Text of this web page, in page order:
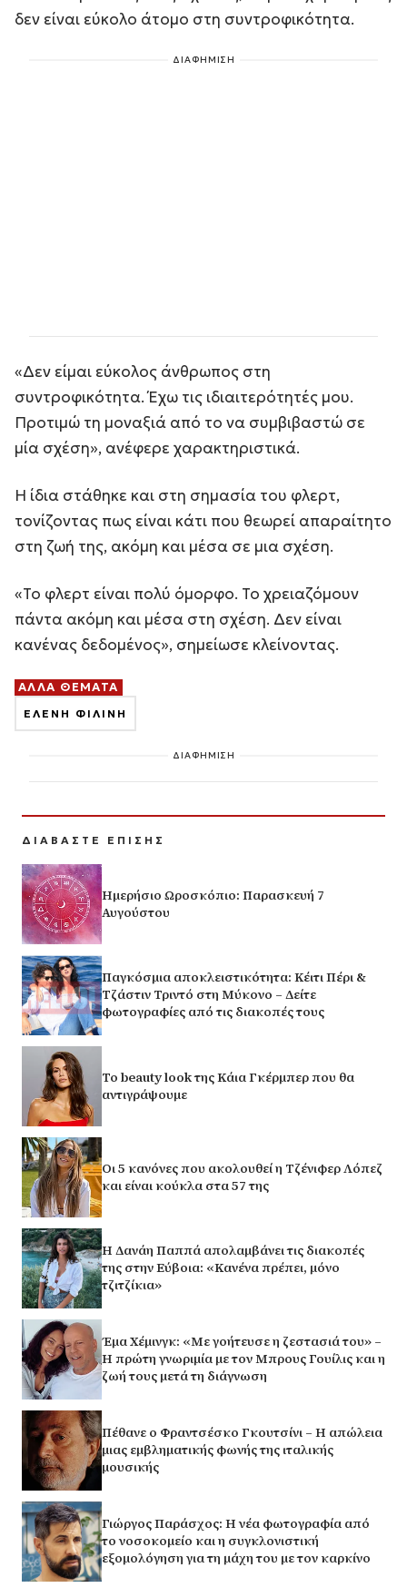
δεν είναι εύκολο άτομο στη συντροφικότητα.
ΔΙΑΦΗΜΙΣΗ
«Δεν είμαι εύκολος άνθρωπος στη
συντροφικότητα. Έχω τις ιδιαιτερότητές μου.
Προτιμώ τη μοναξιά από το να συμβιβαστώ σε
μία σχέση», ανέφερε χαρακτηριστικά.
Η ίδια στάθηκε και στη σημασία του φλερτ,
τονίζοντας πως είναι κάτι που θεωρεί απαραίτητο
στη ζωή της, ακόμη και μέσα σε μια σχέση.
«Το φλερτ είναι πολύ όμορφο. Το χρειαζόμουν
πάντα ακόμη και μέσα στη σχέση. Δεν είναι
κανένας δεδομένος», σημείωσε κλείνοντας.
ΑΛΛΑ ΘΕΜΑΤΑ
ΕΛΕΝΗ ΦΙΛΙΝΗ
ΔΙΑΦΗΜΙΣΗ
ΔΙΑΒΑΣΤΕ ΕΠΙΣΗΣ
Ημερήσιο Ωροσκόπιο: Παρασκευή 7
Αυγούστου
Παγκόσμια αποκλειστικότητα: Κέιτι Πέρι &
Τζάστιν Τριντό στη Μύκονο – Δείτε
φωτογραφίες από τις διακοπές τους
Το beauty look της Κάια Γκέρμπερ που θα
αντιγράψουμε
Οι 5 κανόνες που ακολουθεί η Τζένιφερ Λόπεζ
και είναι κούκλα στα 57 της
Η Δανάη Παππά απολαμβάνει τις διακοπές
της στην Εύβοια: «Κανένα πρέπει, μόνο
τζιτζίκια»
Έμα Χέμινγκ: «Με γοήτευσε η ζεστασιά του» –
Η πρώτη γνωριμία με τον Μπρους Γουίλις και η
ζωή τους μετά τη διάγνωση
Πέθανε ο Φραντσέσκο Γκουτσίνι – Η απώλεια
μιας εμβληματικής φωνής της ιταλικής
μουσικής
Γιώργος Παράσχος: Η νέα φωτογραφία από
το νοσοκομείο και η συγκλονιστική
εξομολόγηση για τη μάχη του με τον καρκίνο